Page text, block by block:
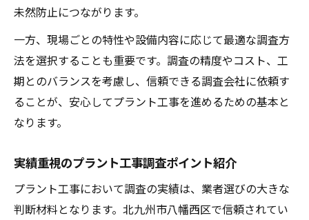
未然防止につながります。
一方、現場ごとの特性や設備内容に応じて最適な調査方
法を選択することも重要です。調査の精度やコスト、工
期とのバランスを考慮し、信頼できる調査会社に依頼す
ることが、安心してプラント工事を進めるための基本と
なります。
実績重視のプラント工事調査ポイント紹介
プラント工事において調査の実績は、業者選びの大きな
判断材料となります。北九州市八幡西区で信頼されてい